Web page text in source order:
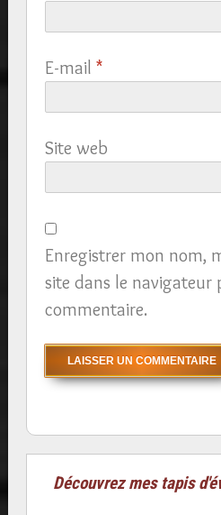
E-mail *
Site web
Enregistrer mon nom,
site dans le navigateur
commentaire.
Découvrez mes tapis